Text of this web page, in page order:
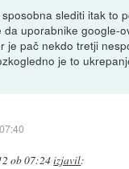
slediti itak to
da uporabnike google-
je pač nekdo tretji
je to
ob 07:24izjavil: